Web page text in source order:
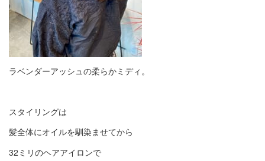
ラベンダーアッシュの柔らかミディ。
スタイリングは
髪全体にオイルを馴染ませてから
32ミリのヘアアイロンで